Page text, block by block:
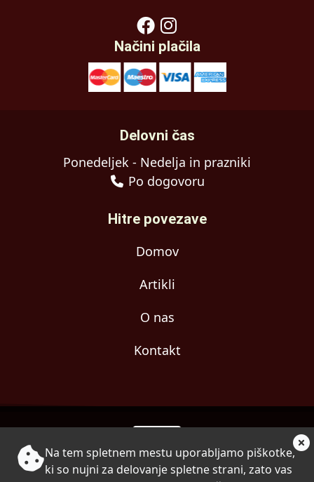
Načini plačila
Delovni čas
Ponedeljek - Nedelja in prazniki
Po dogovoru
Hitre povezave
Domov
Artikli
O nas
Kontakt
© 2024 Copyright Ujemi.si
Na tem spletnem mestu uporabljamo piškotke,
ki so nujni za delovanje spletne strani, zato vas